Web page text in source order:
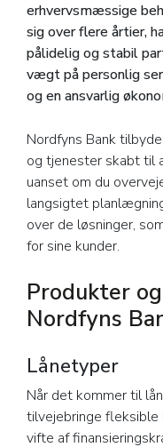
erhvervsmæssige
sig over flere årtier,
pålidelig og stabil
vægt på personlig
og en ansvarlig
Nordfyns Bank
og tjenester skabt til
uanset om du
langsigtet
over de løsninger,
for sine kunder.
Produkter
Nordfyns
Lånetyper
Når det kommer til
tilvejebringe fleksible
vifte af